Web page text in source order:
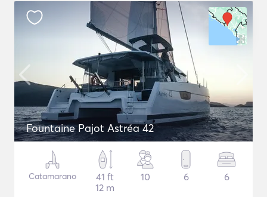
Fountaine Pajot Astréa 42
Catamarano
41 ft
12 m
10 6 6